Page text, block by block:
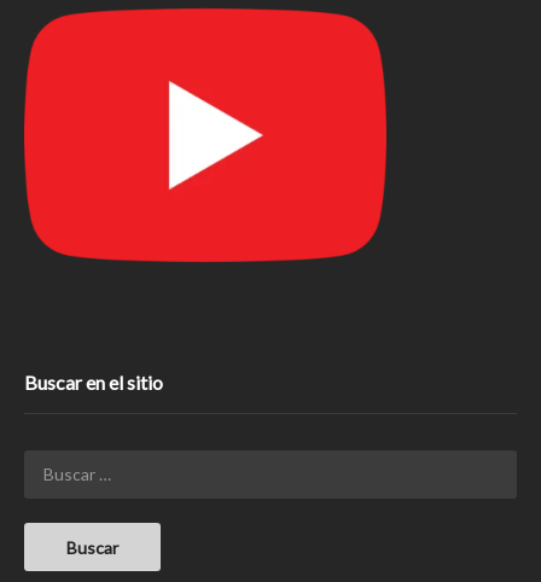
Buscar en el sitio